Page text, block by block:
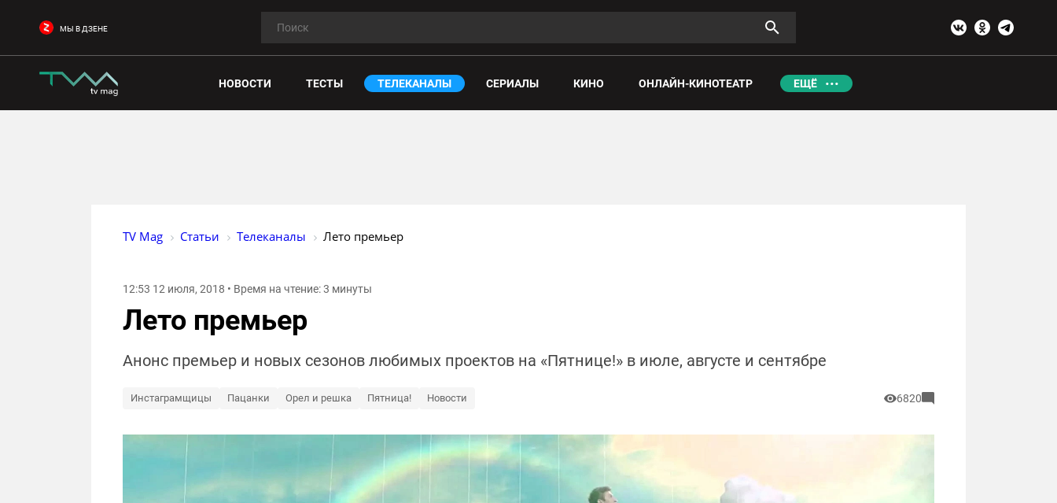
МЫ В ДЗЕНЕ
НОВОСТИ ТЕСТЫ ТЕЛЕКАНАЛЫ СЕРИАЛЫ КИНО ОНЛАЙН-КИНОТЕАТР ЕЩЁ
TV Mag Статьи Телеканалы Лето премьер
12:53 12 июля, 2018 • Время на чтение: 3 минуты
Лето премьер
Анонс премьер и новых сезонов любимых проектов на «Пятнице!» в июле, августе и сентябре
Инстаграмщицы Пацанки Орел и решка Пятница! Новости 6820